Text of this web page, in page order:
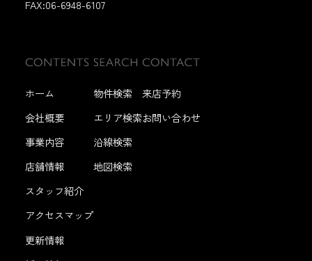
FAX:06-6948-6107
ホーム
会社概要
事業内容
店舗情報
スタッフ紹介
アクセスマップ
更新情報
物件検索
エリア検索
沿線検索
地図検索
来店予約
お問い合わせ